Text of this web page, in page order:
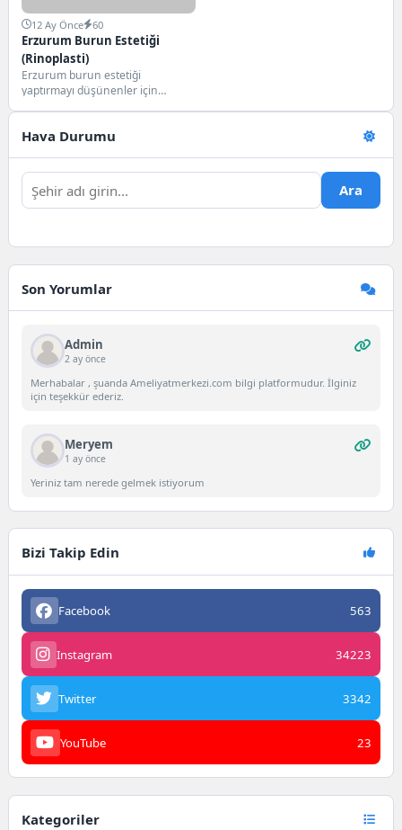
12 Ay Önce 60
Erzurum Burun Estetiği
(Rinoplasti)
Erzurum burun estetiği
yaptırmayı düşünenler için
kadar merak edilen...
Hava Durumu
Ara
Son Yorumlar
Admin
2 ay önce
Merhabalar , şuanda Ameliyatmerkezi.com bilgi platformudur. İlginiz
için teşekkür ederiz.
Meryem
1 ay önce
Yeriniz tam nerede gelmek istiyorum
Bizi Takip Edin
Facebook 563
Instagram 34223
Twitter 3342
YouTube 23
Kategoriler